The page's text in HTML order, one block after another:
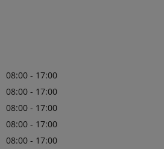
08:00 - 17:00
08:00 - 17:00
08:00 - 17:00
08:00 - 17:00
08:00 - 17:00